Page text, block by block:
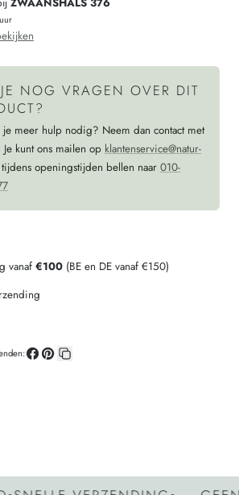
NOG VRAGEN OVER DIT
meer hulp nodig? Neem dan contact met
kunt ons mailen op klantenservice@natur-
openingstijden bellen naar 010-
vanaf €100 (BE en DE vanaf €150)